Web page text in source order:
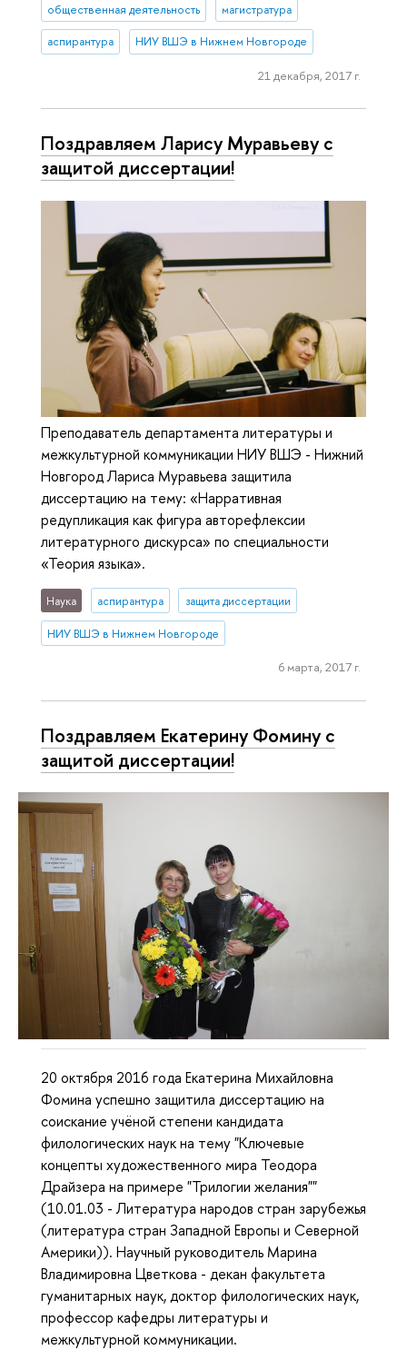
общественная деятельность магистратура
аспирантура НИУ ВШЭ в Нижнем Новгороде
21 декабря, 2017 г.
Поздравляем Ларису Муравьеву с
защитой диссертации!
Преподаватель департамента литературы и
межкультурной коммуникации НИУ ВШЭ - Нижний
Новгород Лариса Муравьева защитила
диссертацию на тему: «Нарративная
редупликация как фигура авторефлексии
литературного дискурса» по специальности
«Теория языка».
Наука аспирантура защита диссертации
НИУ ВШЭ в Нижнем Новгороде
6 марта, 2017 г.
Поздравляем Екатерину Фомину с
защитой диссертации!
20 октября 2016 года Екатерина Михайловна
Фомина успешно защитила диссертацию на
соискание учёной степени кандидата
филологических наук на тему "Ключевые
концепты художественного мира Теодора
Драйзера на примере "Трилогии желания""
(10.01.03 - Литература народов стран зарубежья
(литература стран Западной Европы и Северной
Америки)). Научный руководитель Марина
Владимировна Цветкова - декан факультета
гуманитарных наук, доктор филологических наук,
профессор кафедры литературы и
межкультурной коммуникации.